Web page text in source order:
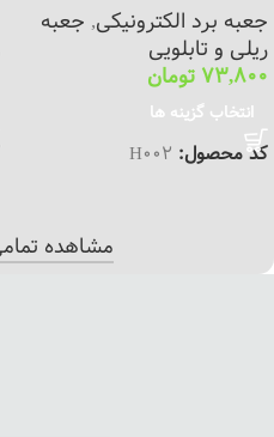
جعبه برد الکترونیکی, جعبه
ریلی و تابلویی
73,800 تومان
انتخاب گزینه ها
کد محصول: H002
مشاهده